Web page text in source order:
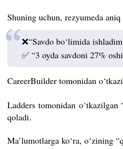
Shuning uchun, rezyumeda
❌“Savdo bo‘limida
✅ “3 oyda savdoni 27%
CareerBuilder tomonidan
Ladders tomonidan
qoladi.
Ma’lumotlarga ko‘ra, o‘zining